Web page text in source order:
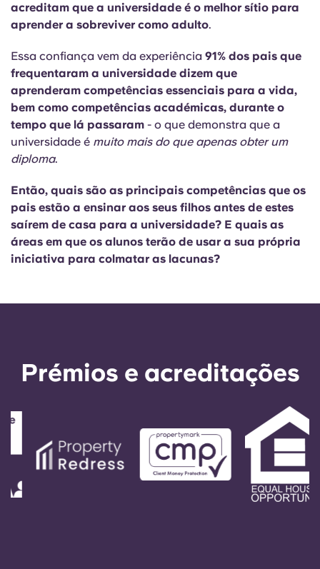
Chinese
Español
Català
Deutsch
French
Portuguese
Iniciar sessão
acreditam que a universidade é o melhor sítio para
aprender a sobreviver como adulto.
Essa confiança vem da experiência 91% dos pais que
frequentaram a universidade dizem que
aprenderam competências essenciais para a vida,
bem como competências académicas, durante o
tempo que lá passaram - o que demonstra que a
universidade é muito mais do que apenas obter um
diploma.
Então, quais são as principais competências que os
pais estão a ensinar aos seus filhos antes de estes
saírem de casa para a universidade? E quais as
áreas em que os alunos terão de usar a sua própria
iniciativa para colmatar as lacunas?
Prémios e acreditações